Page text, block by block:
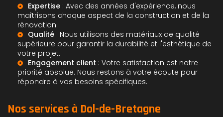
Expertise : Avec des années d'expérience, nous
maîtrisons chaque aspect de la construction et de la
rénovation.
Qualité : Nous utilisons des matériaux de qualité
supérieure pour garantir la durabilité et l'esthétique de
votre projet.
Engagement client : Votre satisfaction est notre
priorité absolue. Nous restons à votre écoute pour
répondre à vos besoins spécifiques.
Nos services à Dol-de-Bretagne